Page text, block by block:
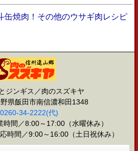
缶焼肉！その他のウサギ肉レシピ
ジンギス／肉のスズキヤ
県飯田市南信濃和田1348
34-2222(代)
間／8:00～17:00（水曜休み）
時間／9:00～16:00（土日祝休み）